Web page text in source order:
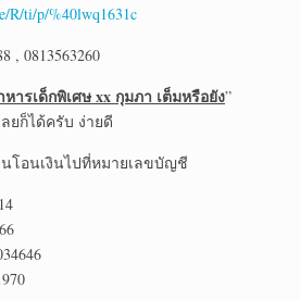
R/ti/p/%40lwq1631c
, 0813563260
หารเด็กพิเศษ xx กุมภา เต็มหรือยัง”
ยก็ได้ครับ ง่ายดี
โอนเงินไปที่หมายเลขบัญชี